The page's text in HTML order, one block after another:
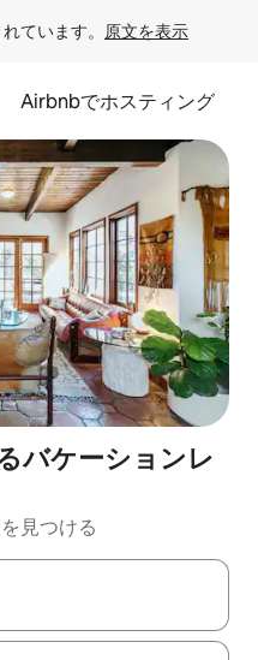
ています。 原文を表示
Airbnbでホスティング
バケーションレ
見つける
矢印キーを使って移動するか